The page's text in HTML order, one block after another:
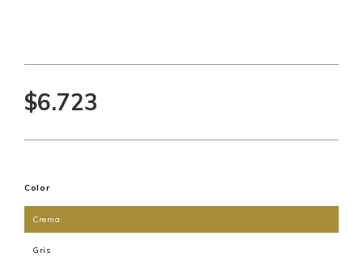
$6.723
Color
Crema
Gris